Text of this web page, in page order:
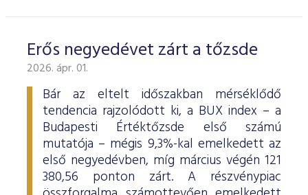
Erős negyedévet zárt a tőzsde
2026. ápr. 01.
Bár az eltelt időszakban mérséklődő
tendencia rajzolódott ki, a BUX index – a
Budapesti Értéktőzsde első számú
mutatója – mégis 9,3%-kal emelkedett az
első negyedévben, míg március végén 121
380,56 ponton zárt. A részvénypiac